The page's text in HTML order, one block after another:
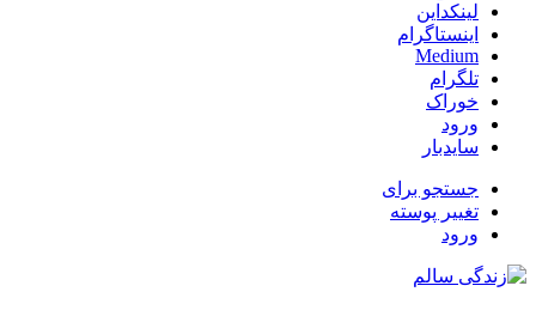
لینکداین
اینستاگرام
Medium
تلگرام
خوراک
ورود
سایدبار
جستجو برای
تغییر پوسته
ورود